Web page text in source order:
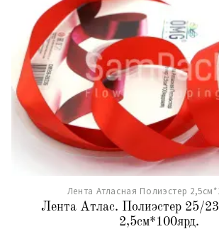
Лента Атласная Полиэстер
Лента Атлас. Полиэстер 25/
2,5см*100ярд.